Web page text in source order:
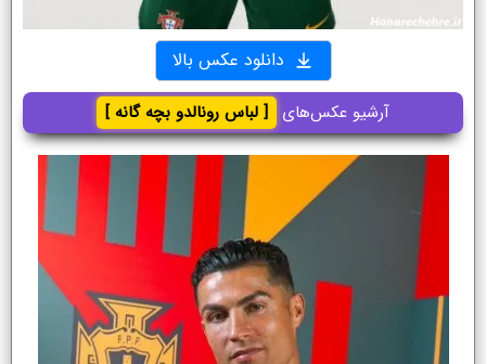
دانلود عکس بالا
آرشیو عکس‌های [ لباس رونالدو بچه گانه ]